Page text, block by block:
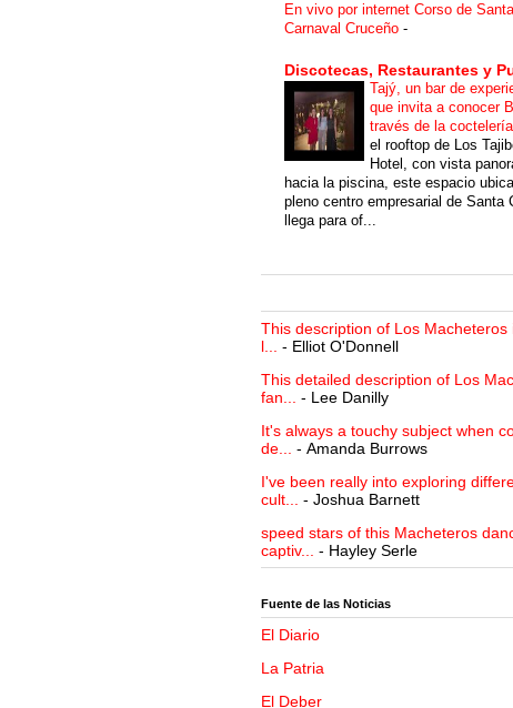
En vivo por internet Corso de
Carnaval Cruceño -
Discotecas, Restaurantes y
Tajý, un bar de
que invita a conocer
través de la
el rooftop de Los
Hotel, con vista
hacia la piscina, este espacio
pleno centro empresarial de Santa
llega para of...
This description of Los Macheteros
l...
- Elliot O'Donnell
This detailed description of Los
fan...
- Lee Danilly
It's always a touchy subject when
de...
- Amanda Burrows
I've been really into exploring
cult...
- Joshua Barnett
speed stars of this Macheteros
captiv...
- Hayley Serle
Fuente de las Noticias
El Diario
La Patria
El Deber